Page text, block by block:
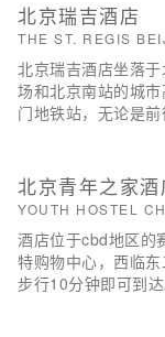
北京瑞吉酒店
THE ST. REGIS
北京瑞吉酒店坐落
场和北京南站的城
门地铁站，无论是
北京青年之家酒
YOUTH HOSTEL
酒店位于cbd地区的
特购物中心，西临东
步行10分钟即可到